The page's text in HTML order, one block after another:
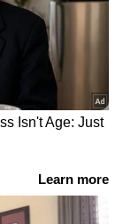
240 രൂപ
തുടർന്നു
തുടർന്നു
തുടർന്നു